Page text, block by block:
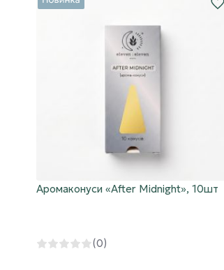
Аромаконуси «After Midnight», 10шт
(0)